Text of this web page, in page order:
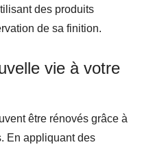
des produits
de sa finition.
vie à votre
être rénovés grâce à
En appliquant des